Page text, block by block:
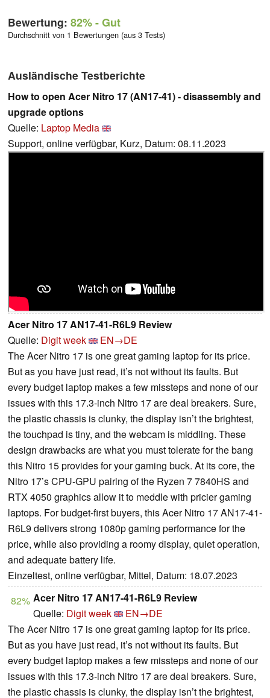
Bewertung: 82%- Gut
Durchschnitt von 1 Bewertungen (aus 3 Tests)
Ausländische Testberichte
How to open Acer Nitro 17 (AN17-41) - disassembly and
upgrade options
Quelle: Laptop Media
Support, online verfügbar, Kurz, Datum: 08.11.2023
Acer Nitro 17 AN17-41-R6L9 Review
Quelle: Digit week
EN→DE
The Acer Nitro 17 is one great gaming laptop for its price.
But as you have just read, it’s not without its faults. But
every budget laptop makes a few missteps and none of our
issues with this 17.3-inch Nitro 17 are deal breakers. Sure,
the plastic chassis is clunky, the display isn’t the brightest,
the touchpad is tiny, and the webcam is middling. These
design drawbacks are what you must tolerate for the bang
this Nitro 15 provides for your gaming buck. At its core, the
Nitro 17’s CPU-GPU pairing of the Ryzen 7 7840HS and
RTX 4050 graphics allow it to meddle with pricier gaming
laptops. For budget-first buyers, this Acer Nitro 17 AN17-41-
R6L9 delivers strong 1080p gaming performance for the
price, while also providing a roomy display, quiet operation,
and adequate battery life.
Einzeltest, online verfügbar, Mittel, Datum: 18.07.2023
82% Acer Nitro 17 AN17-41-R6L9 Review
Quelle: Digit week
EN→DE
The Acer Nitro 17 is one great gaming laptop for its price.
But as you have just read, it’s not without its faults. But
every budget laptop makes a few missteps and none of our
issues with this 17.3-inch Nitro 17 are deal breakers. Sure,
the plastic chassis is clunky, the display isn’t the brightest,